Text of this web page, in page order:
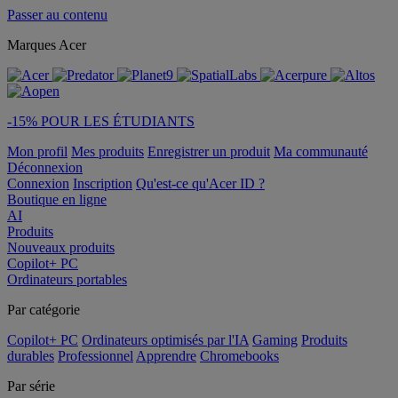
Passer au contenu
Marques Acer
-15% POUR LES ÉTUDIANTS
Mon profil Mes produits Enregistrer un produit Ma communauté
Déconnexion
Connexion Inscription Qu'est-ce qu'Acer ID ?
Boutique en ligne
AI
Produits
Nouveaux produits
Copilot+ PC
Ordinateurs portables
Par catégorie
Copilot+ PC Ordinateurs optimisés par l'IA Gaming Produits
durables Professionnel Apprendre Chromebooks
Par série